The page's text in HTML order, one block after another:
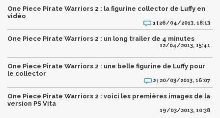
One Piece Pirate Warriors 2 : la figurine collector de Luffy en
vidéo
1 | 26/04/2013, 18:13
One Piece Pirate Warriors 2 : un long trailer de 4 minutes
12/04/2013, 15:41
One Piece Pirate Warriors 2 : une belle figurine de Luffy pour
le collector
2 | 20/03/2013, 16:07
One Piece Pirate Warriors 2 : voici les premières images de la
version PS Vita
19/03/2013, 10:38